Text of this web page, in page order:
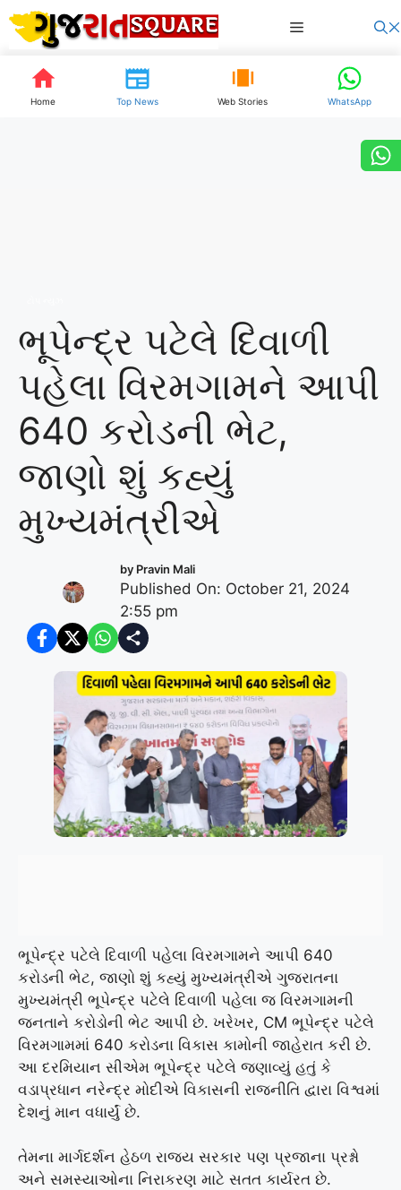
Skip
content
Menu
Home Top News Web Stories WhatsApp
ભૂપેન્દ્ર પટેલે દિવાળી
પહેલા વિરમગામને આપી
640 કરોડની ભેટ,
જાણો શું કહ્યું
મુખ્યમંત્રીએ
by Pravin Mali
Published On: October 21, 2024
2:55 pm
ભૂપેન્દ્ર પટેલે દિવાળી પહેલા વિરમગામને આપી 640
કરોડની ભેટ, જાણો શું કહ્યું મુખ્યમંત્રીએ ગુજરાતના
મુખ્યમંત્રી ભૂપેન્દ્ર પટેલે દિવાળી પહેલા જ વિરમગામની
જનતાને કરોડોની ભેટ આપી છે. ખરેખર, CM ભૂપેન્દ્ર પટેલે
વિરમગામમાં 640 કરોડના વિકાસ કામોની જાહેરાત કરી છે.
આ દરમિયાન સીએમ ભૂપેન્દ્ર પટેલે જણાવ્યું હતું કે
વડાપ્રધાન નરેન્દ્ર મોદીએ વિકાસની રાજનીતિ દ્વારા વિશ્વમાં
દેશનું માન વધાર્યું છે.
તેમના માર્ગદર્શન હેઠળ રાજ્ય સરકાર પણ પ્રજાના પ્રશ્નો
અને સમસ્યાઓના નિરાકરણ માટે સતત કાર્યરત છે.